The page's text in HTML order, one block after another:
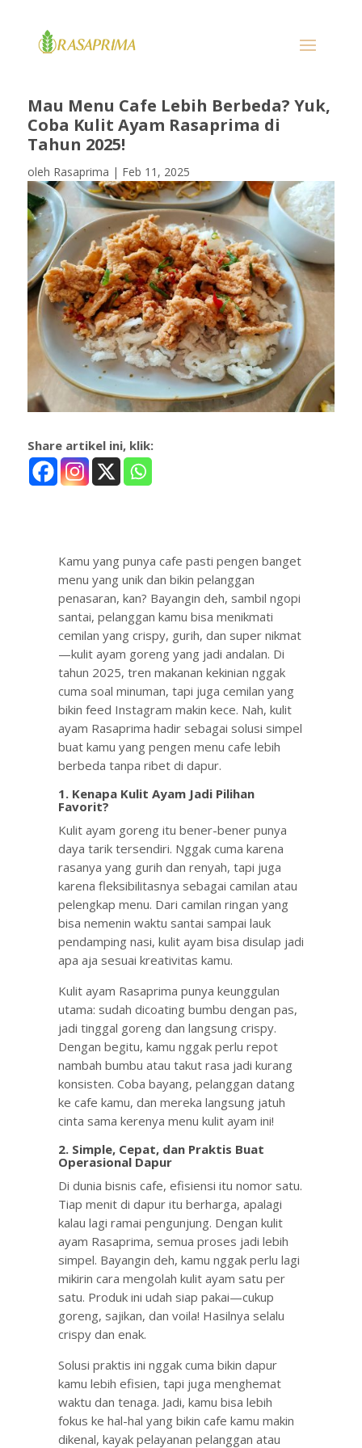
Mau Menu Cafe Lebih Berbeda? Yuk,
Coba Kulit Ayam Rasaprima di
Tahun 2025!
oleh Rasaprima | Feb 11, 2025
Share artikel ini, klik:
Kamu yang punya cafe pasti pengen banget
menu yang unik dan bikin pelanggan
penasaran, kan? Bayangin deh, sambil ngopi
santai, pelanggan kamu bisa menikmati
cemilan yang crispy, gurih, dan super nikmat
—kulit ayam goreng yang jadi andalan. Di
tahun 2025, tren makanan kekinian nggak
cuma soal minuman, tapi juga cemilan yang
bikin feed Instagram makin kece. Nah, kulit
ayam Rasaprima hadir sebagai solusi simpel
buat kamu yang pengen menu cafe lebih
berbeda tanpa ribet di dapur.
1. Kenapa Kulit Ayam Jadi Pilihan
Favorit?
Kulit ayam goreng itu bener-bener punya
daya tarik tersendiri. Nggak cuma karena
rasanya yang gurih dan renyah, tapi juga
karena fleksibilitasnya sebagai camilan atau
pelengkap menu. Dari camilan ringan yang
bisa nemenin waktu santai sampai lauk
pendamping nasi, kulit ayam bisa disulap jadi
apa aja sesuai kreativitas kamu.
Kulit ayam Rasaprima punya keunggulan
utama: sudah dicoating bumbu dengan pas,
jadi tinggal goreng dan langsung crispy.
Dengan begitu, kamu nggak perlu repot
nambah bumbu atau takut rasa jadi kurang
konsisten. Coba bayang, pelanggan datang
ke cafe kamu, dan mereka langsung jatuh
cinta sama kerenya menu kulit ayam ini!
2. Simple, Cepat, dan Praktis Buat
Operasional Dapur
Di dunia bisnis cafe, efisiensi itu nomor satu.
Tiap menit di dapur itu berharga, apalagi
kalau lagi ramai pengunjung. Dengan kulit
ayam Rasaprima, semua proses jadi lebih
simpel. Bayangin deh, kamu nggak perlu lagi
mikirin cara mengolah kulit ayam satu per
satu. Produk ini udah siap pakai—cukup
goreng, sajikan, dan voila! Hasilnya selalu
crispy dan enak.
Solusi praktis ini nggak cuma bikin dapur
kamu lebih efisien, tapi juga menghemat
waktu dan tenaga. Jadi, kamu bisa lebih
fokus ke hal-hal yang bikin cafe kamu makin
dikenal, kayak pelayanan pelanggan atau